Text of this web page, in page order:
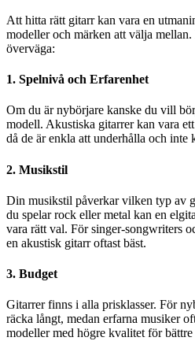
Att hitta rätt gitarr kan vara en
modeller och märken att välja
överväga:
1. Spelnivå och Erfarenhet
Om du är nybörjare kanske du vill
modell. Akustiska gitarrer kan vara
då de är enkla att underhålla och inte
2. Musikstil
Din musikstil påverkar vilken typ av
du spelar rock eller metal kan en
vara rätt val. För singer-songwriters
en akustisk gitarr oftast bäst.
3. Budget
Gitarrer finns i alla prisklasser. För
räcka långt, medan erfarna musiker
modeller med högre kvalitet för